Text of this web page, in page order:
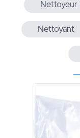
Nettoyeur
Nettoyant